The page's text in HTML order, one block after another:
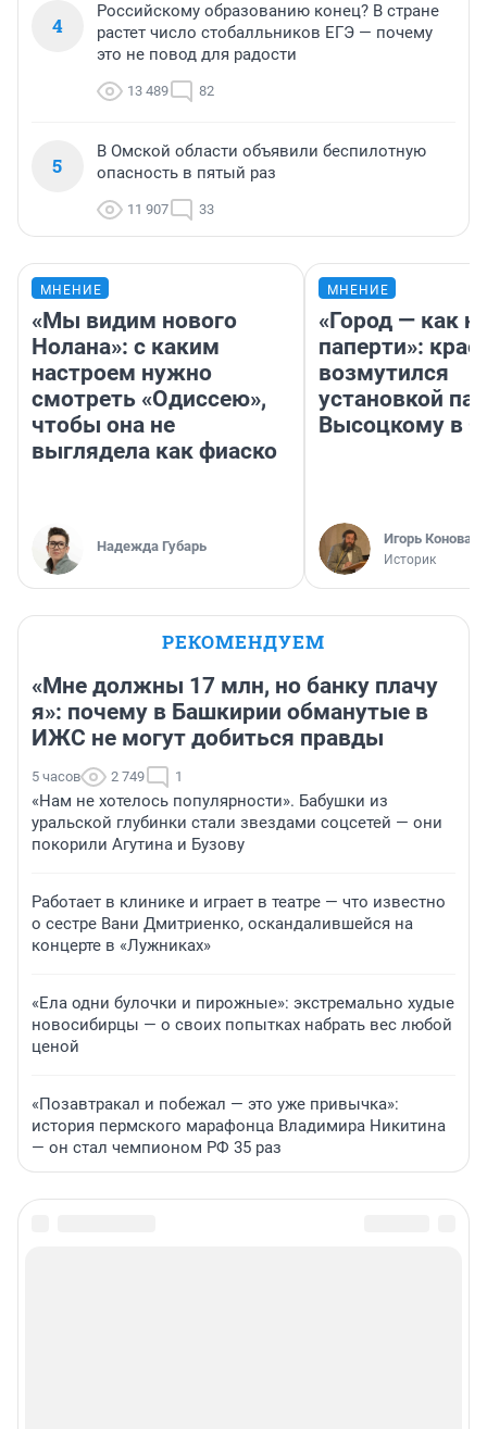
4
Российскому образованию конец? В стране
растет число стобалльников ЕГЭ — почему
это не повод для радости
13 489 82
5
В Омской области объявили беспилотную
опасность в пятый раз
11 907 33
МНЕНИЕ
«Мы видим нового
Нолана»: с каким
настроем нужно
смотреть «Одиссею»,
чтобы она не
выглядела как фиаско
Надежда Губарь
МНЕНИЕ
«Город — как
паперти»:
возмутился
установкой
Высоцкому в
Игорь
Историк
РЕКОМЕНДУЕМ
«Мне должны 17 млн, но банку плачу
я»: почему в Башкирии обманутые в
ИЖС не могут добиться правды
5 часов 2 749 1
«Нам не хотелось популярности». Бабушки из
уральской глубинки стали звездами соцсетей — они
покорили Агутина и Бузову
Работает в клинике и играет в театре — что известно
о сестре Вани Дмитриенко, оскандалившейся на
концерте в «Лужниках»
«Ела одни булочки и пирожные»: экстремально худые
новосибирцы — о своих попытках набрать вес любой
ценой
«Позавтракал и побежал — это уже привычка»:
история пермского марафонца Владимира Никитина
— он стал чемпионом РФ 35 раз